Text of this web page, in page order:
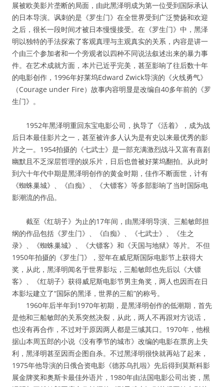
展被欧美影片垄断的局面，由此黑泽明成为第一位受到国际承认
的日本导演。讽刺的是《罗生门》在全世界受到广泛赞扬和欢迎
之后，很长一段时间才被日本慢慢接受。在《罗生门》中，黑泽
明以独特的手法探索了客观真理与主观真实的关系，内容是讲一
个由三个参加者和一个旁观者以四种不同说法叙述出来的暴力事
件。在艺术成就方面，本片已近乎完美，甚至影响了往后数十年
的电影创作，1996年好莱坞Edward Zwick导演的《火线勇气》
（Courage under Fire）故事内容明显是改编自40多年前的《罗
生门》。
1952年黑泽明重回东宝电影公司，执导了《活着》，成为战
后日本最佳影片之一，甚至被许多人认为是有史以来最优秀的影
片之一。1954拍摄的《七武士》是一部充满激烈战斗又富有喜剧
幽默且不乏深层哲理的娱乐片，日后也曾被好莱坞翻拍。从此时
到六十年代中期是黑泽明创作的黄金时期，佳作不断面世，计有
《蜘蛛巢城》、《白痴》、《大镖客》等多部影响了当时国际电
影潮流的作品。
截至《红胡子》为止的17年间，由黑泽明导演、三船敏郎担
纲的作品包括《罗生门》、《白痴》、《七武士》、《生之
录》、《蜘蛛巢城》、《大镖客》和《天国与地狱》等片。 不但
1950年拍摄的《罗生门》，翌年在威尼斯国际电影节上获得大
奖，从此，黑泽明闻名于世界影坛，三船敏郎也先后以《大镖
客》、《红胡子》获得威尼斯电影节男主角奖，两人也因而在日
本影坛建立了“国际的黑泽，世界的三船”的称号。
1960年后半年到1970年初期，是黑泽明创作的低潮期，首先
是他和三船敏郎的关系突然决裂，从此，两人不再跟对方说话，
也没有再合作，不过对于原因两人都是三缄其口。1970年，他根
据山本周五郎的小说《没有季节的城市》改编的电影在票房上失
利，黑泽明甚至因而企图自杀。不过黑泽明很快就再站了起来，
1975年他导演的日俄合资电影《德苏乌扎啦》先后得到莫斯科影
展金牌奖和奥斯卡最佳外语片，1980年由法国电影公司出资，黑